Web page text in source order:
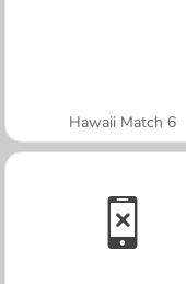
Hawaii Match 6